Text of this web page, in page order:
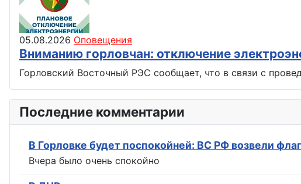
05.08.2026 Оповещения
Вниманию горловчан: отключение
Горловский Восточный РЭС сообщает, что в связи с
Последние комментарии
Вчера было очень спокойно